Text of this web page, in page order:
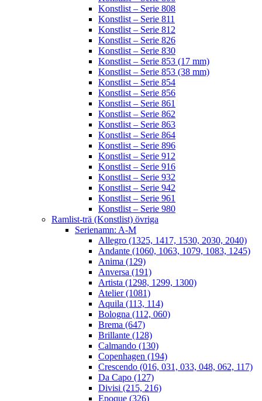
Konstlist – Serie 808
Konstlist – Serie 811
Konstlist – Serie 812
Konstlist – Serie 826
Konstlist – Serie 830
Konstlist – Serie 853 (17 mm)
Konstlist – Serie 853 (38 mm)
Konstlist – Serie 854
Konstlist – Serie 856
Konstlist – Serie 861
Konstlist – Serie 862
Konstlist – Serie 863
Konstlist – Serie 864
Konstlist – Serie 896
Konstlist – Serie 912
Konstlist – Serie 916
Konstlist – Serie 932
Konstlist – Serie 942
Konstlist – Serie 961
Konstlist – Serie 980
Ramlist-trä (Konstlist) övriga
Serienamn: A-M
Allegro (1325, 1417, 1530, 2030, 2040)
Andante (1060, 1063, 1079, 1083, 1245)
Anima (129)
Anversa (191)
Artista (1298, 1299, 1300)
Atelier (1081)
Aquila (113, 114)
Bologna (112, 060)
Brema (647)
Brillante (128)
Calmando (130)
Copenhagen (194)
Crescendo (016, 031, 033, 048, 062, 117)
Da Capo (127)
Divisi (215, 216)
Epoque (326)